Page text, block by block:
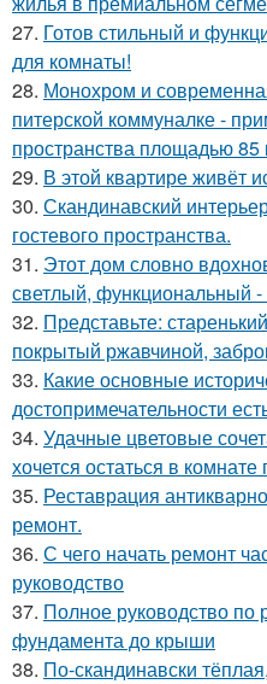
27. Готов стильный и
для комнаты!
28. Монохром и
питерской коммуналке -
пространства площадью 85
29. В этой квартире живёт
30. Скандинавский
гостевого пространства.
31. Этот дом словно
светлый, функциональный
32. Представьте:
покрытый ржавчиной,
33. Какие основные
достопримечательности
34. Удачные цветовые
хочется остаться в
35. Реставрация
ремонт.
36. С чего начать ремонт
руководство
37. Полное руководство по
фундамента до крыши
38. По-скандинавски